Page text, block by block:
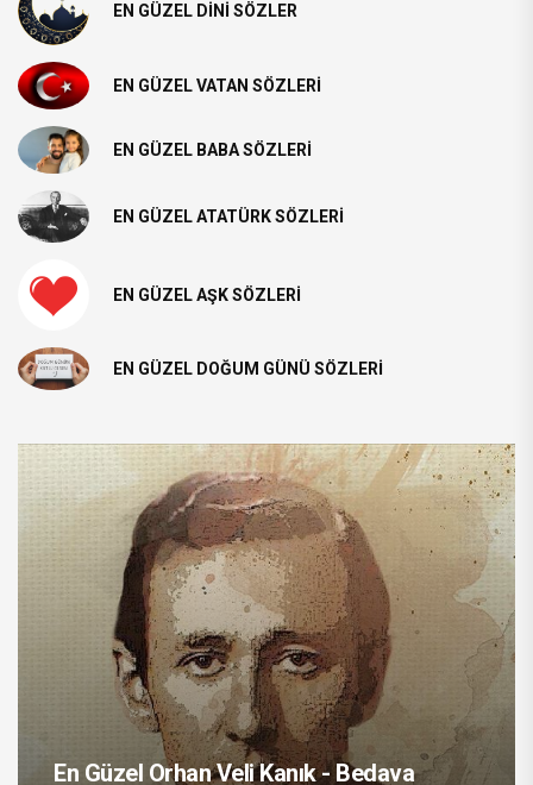
EN GÜZEL DINI SÖZLER
EN GÜZEL VATAN SÖZLERI
EN GÜZEL BABA SÖZLERI
EN GÜZEL ATATÜRK SÖZLERI
EN GÜZEL AŞK SÖZLERI
EN GÜZEL DOĞUM GÜNÜ SÖZLERI
En Güzel Orhan Veli Kanık - Bedava